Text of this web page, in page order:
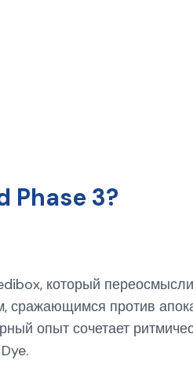
Phase 3?
который
против
опыт сочетает